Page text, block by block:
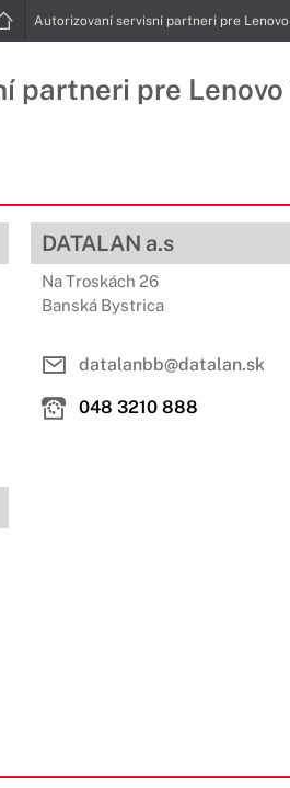
Autorizovaní servisní partneri pre Lenovo
partneri pre
DATALAN a.s
Na Troskách 26
Banská Bystrica
datalanbb@datalan.sk
048 3210 888